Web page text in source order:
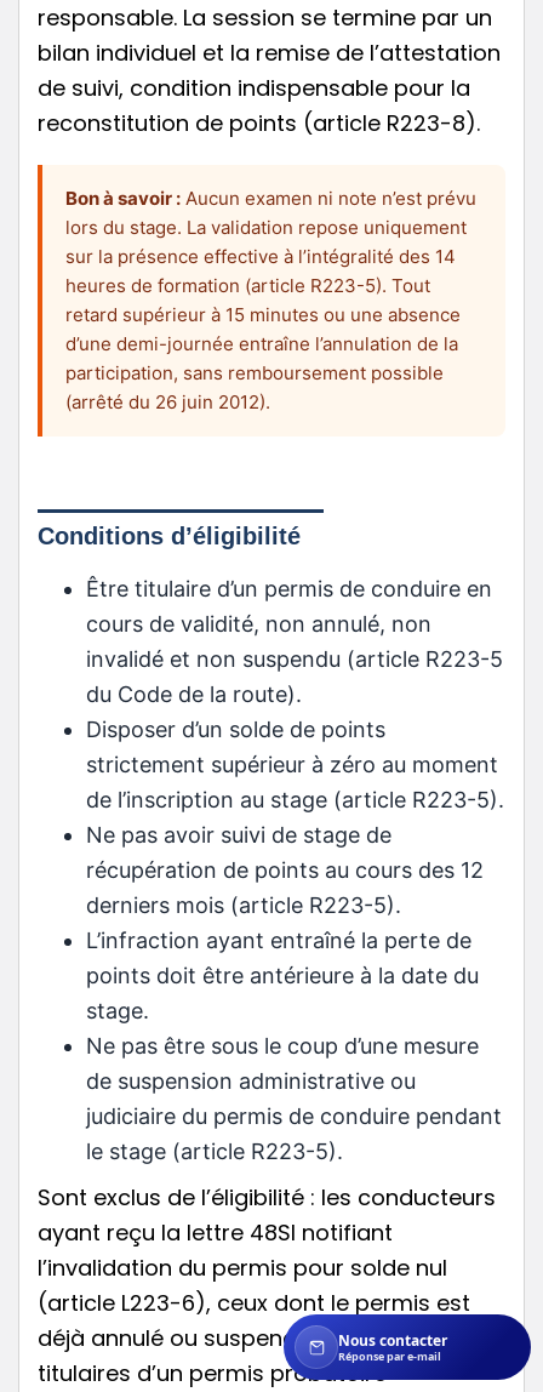
responsable. La session se termine par un
bilan individuel et la remise de l’attestation
de suivi, condition indispensable pour la
reconstitution de points (article R223-8).
Bon à savoir : Aucun examen ni note n’est prévu
lors du stage. La validation repose uniquement
sur la présence effective à l’intégralité des 14
heures de formation (article R223-5). Tout
retard supérieur à 15 minutes ou une absence
d’une demi-journée entraîne l’annulation de la
participation, sans remboursement possible
(arrêté du 26 juin 2012).
Conditions d’éligibilité
Être titulaire d’un permis de conduire en
cours de validité, non annulé, non
invalidé et non suspendu (article R223-5
du Code de la route).
Disposer d’un solde de points
strictement supérieur à zéro au moment
de l’inscription au stage (article R223-5).
Ne pas avoir suivi de stage de
récupération de points au cours des 12
derniers mois (article R223-5).
L’infraction ayant entraîné la perte de
points doit être antérieure à la date du
stage.
Ne pas être sous le coup d’une mesure
de suspension administrative ou
judiciaire du permis de conduire pendant
le stage (article R223-5).
Sont exclus de l’éligibilité : les conducteurs
ayant reçu la lettre 48SI notifiant
l’invalidation du permis pour solde nul
(article L223-6), ceux dont le permis est
déjà annulé ou suspendu, ainsi que les
titulaires d’un permis probatoire
Nous contacter
Réponse par e-mail